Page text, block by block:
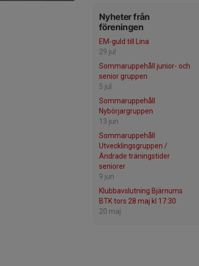
Nyheter från
föreningen
EM-guld till Lina
29 jul
Sommaruppehåll junior- och
senior gruppen
5 jul
Sommaruppehåll
Nybörjargruppen
13 jun
Sommaruppehåll
Utvecklingsgruppen /
Ändrade träningstider
seniorer
9 jun
Klubbavslutning Bjärnums
BTK tors 28 maj kl 17:30
20 maj